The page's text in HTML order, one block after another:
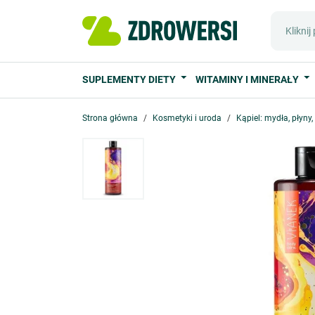
SUPLEMENTY DIETY WITAMINY I MINERAŁY
Strona główna Kosmetyki i uroda Kąpiel: mydła,